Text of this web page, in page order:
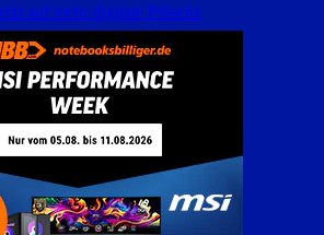
auf mehr digitale Präsenz